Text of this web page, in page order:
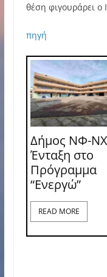
θέση φιγουράρει ο
πηγή
Δήμος ΝΦ-
Ένταξη στο
Πρόγραμμα
“Ενεργώ”
READ MORE